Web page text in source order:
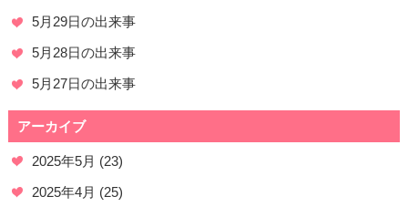
5月29日の出来事
5月28日の出来事
5月27日の出来事
アーカイブ
2025年5月 (23)
2025年4月 (25)